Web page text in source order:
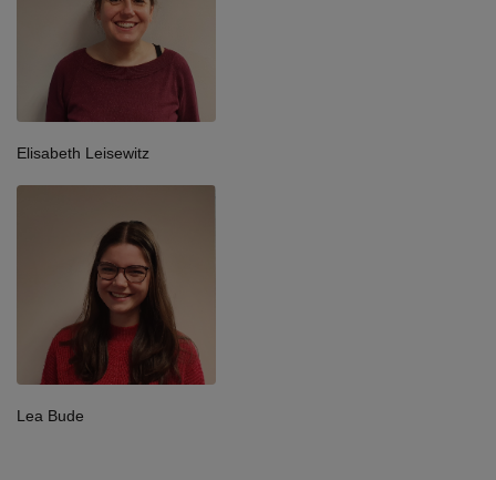
Elisabeth Leisewitz
Lea Bude